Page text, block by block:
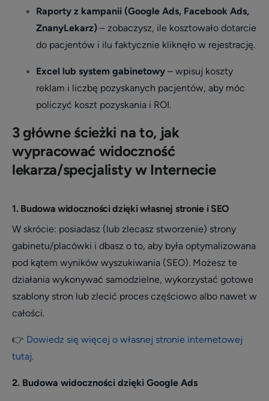
Raporty z kampanii (Google Ads, Facebook Ads,
ZnanyLekarz) – zobaczysz, ile kosztowało dotarcie
do pacjentów i ilu faktycznie kliknęło w rejestrację.
Excel lub system gabinetowy – wpisuj koszty
reklam i liczbę pozyskanych pacjentów, aby móc
policzyć koszt pozyskania i ROI.
3 główne ścieżki na to, jak
wypracować widoczność
lekarza/specjalisty w Internecie
1. Budowa widoczności dzięki własnej stronie i SEO
W skrócie: posiadasz (lub zlecasz stworzenie) strony
gabinetu/placówki i dbasz o to, aby była optymalizowana
pod kątem wyników wyszukiwania (SEO). Możesz te
działania wykonywać samodzielne, wykorzystać gotowe
szablony stron lub zlecić proces częściowo albo nawet w
całości.
👉 Dowiedz się więcej o własnej stronie internetowej
tutaj.
2. Budowa widoczności dzięki Google Ads